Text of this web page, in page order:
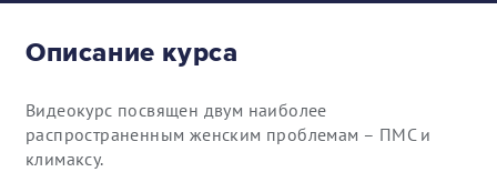
Описание курса
Видеокурс посвящен двум наиболее
распространенным женским проблемам – ПМС и
климаксу.